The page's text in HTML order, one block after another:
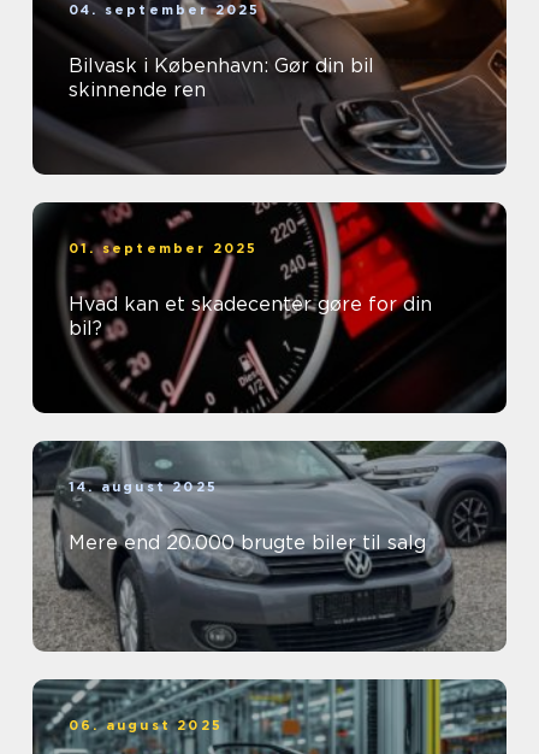
04. september 2025
Bilvask i København: Gør din bil
skinnende ren
01. september 2025
Hvad kan et skadecenter gøre for din
bil?
14. august 2025
Mere end 20.000 brugte biler til salg
06. august 2025